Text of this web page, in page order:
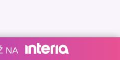
NA